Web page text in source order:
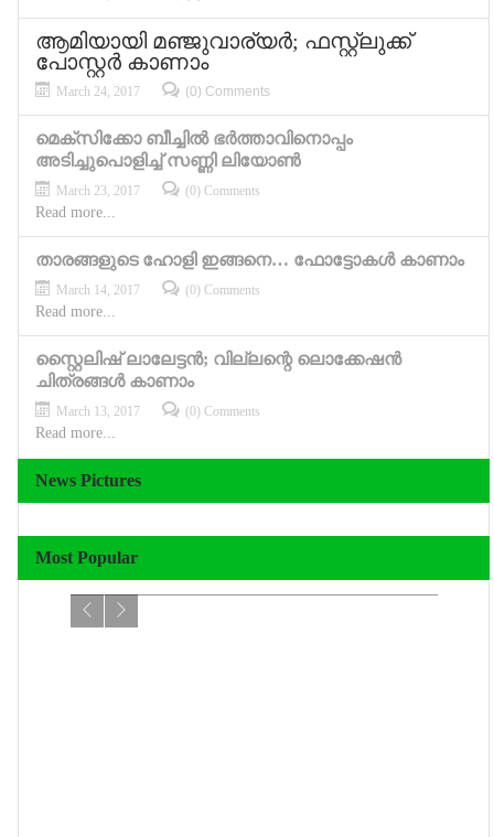
ആമിയായി മഞ്ജുവാര്യര്‍; ഫസ്റ്റ്‌ലുക്ക്
പോസ്റ്റര്‍ കാണാം
March 24, 2017 (0) Comments
മെക്‌സിക്കോ ബീച്ചില്‍ ഭര്‍ത്താവിനൊപ്പം
അടിച്ചുപൊളിച്ച് സണ്ണി ലിയോണ്‍
March 23, 2017 (0) Comments
Read more...
താരങ്ങളുടെ ഹോളി ഇങ്ങനെ… ഫോട്ടോകള്‍ കാണാം
March 14, 2017 (0) Comments
Read more...
സ്റ്റൈലിഷ് ലാലേട്ടന്‍; വില്ലന്റെ ലൊക്കേഷന്‍
ചിത്രങ്ങള്‍ കാണാം
March 13, 2017 (0) Comments
Read more...
News Pictures
Most Popular
നവംബര്‍ 11ന്
വേദനയില്ലെന്ന് കമലഹാസന്‍